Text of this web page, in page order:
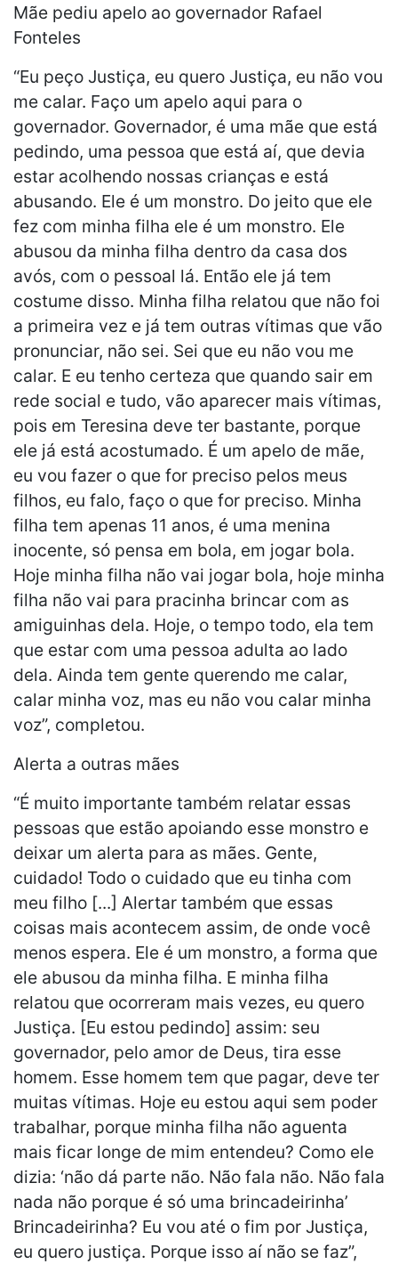
Mãe pediu apelo ao governador Rafael
Fonteles
“Eu peço Justiça, eu quero Justiça, eu não vou
me calar. Faço um apelo aqui para o
governador. Governador, é uma mãe que está
pedindo, uma pessoa que está aí, que devia
estar acolhendo nossas crianças e está
abusando. Ele é um monstro. Do jeito que ele
fez com minha filha ele é um monstro. Ele
abusou da minha filha dentro da casa dos
avós, com o pessoal lá. Então ele já tem
costume disso. Minha filha relatou que não foi
a primeira vez e já tem outras vítimas que vão
pronunciar, não sei. Sei que eu não vou me
calar. E eu tenho certeza que quando sair em
rede social e tudo, vão aparecer mais vítimas,
pois em Teresina deve ter bastante, porque
ele já está acostumado. É um apelo de mãe,
eu vou fazer o que for preciso pelos meus
filhos, eu falo, faço o que for preciso. Minha
filha tem apenas 11 anos, é uma menina
inocente, só pensa em bola, em jogar bola.
Hoje minha filha não vai jogar bola, hoje minha
filha não vai para pracinha brincar com as
amiguinhas dela. Hoje, o tempo todo, ela tem
que estar com uma pessoa adulta ao lado
dela. Ainda tem gente querendo me calar,
calar minha voz, mas eu não vou calar minha
voz”, completou.
Alerta a outras mães
“É muito importante também relatar essas
pessoas que estão apoiando esse monstro e
deixar um alerta para as mães. Gente,
cuidado! Todo o cuidado que eu tinha com
meu filho [...] Alertar também que essas
coisas mais acontecem assim, de onde você
menos espera. Ele é um monstro, a forma que
ele abusou da minha filha. E minha filha
relatou que ocorreram mais vezes, eu quero
Justiça. [Eu estou pedindo] assim: seu
governador, pelo amor de Deus, tira esse
homem. Esse homem tem que pagar, deve ter
muitas vítimas. Hoje eu estou aqui sem poder
trabalhar, porque minha filha não aguenta
mais ficar longe de mim entendeu? Como ele
dizia: ‘não dá parte não. Não fala não. Não fala
nada não porque é só uma brincadeirinha’
Brincadeirinha? Eu vou até o fim por Justiça,
eu quero justiça. Porque isso aí não se faz”,